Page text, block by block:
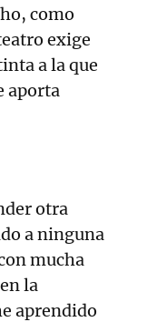
como
exige
a la que
aporta
otra
a ninguna
mucha
la
aprendido